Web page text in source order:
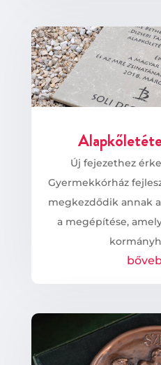
Új fejezethez
Gyermekkórház
megkezdődik annak
a megépítése,